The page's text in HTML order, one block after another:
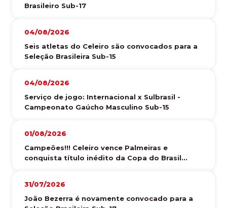
Brasileiro Sub-17
04/08/2026
Seis atletas do Celeiro são convocados para a
Seleção Brasileira Sub-15
04/08/2026
Serviço de jogo: Internacional x Sulbrasil -
Campeonato Gaúcho Masculino Sub-15
01/08/2026
Campeões!!! Celeiro vence Palmeiras e
conquista título inédito da Copa do Brasil...
31/07/2026
João Bezerra é novamente convocado para a